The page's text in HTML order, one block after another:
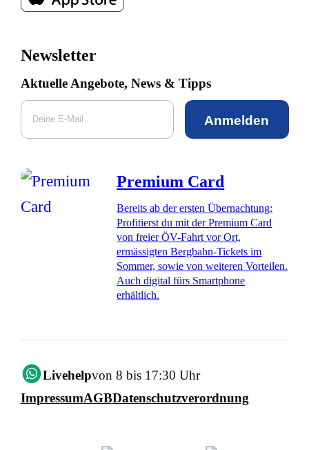
Newsletter
Aktuelle Angebote, News & Tipps
Anmelden
Premium Card
Bereits ab der ersten Übernachtung:
Profitierst du mit der Premium Card
von freier ÖV-Fahrt vor Ort,
ermässigten Bergbahn-Tickets im
Sommer, sowie von weiteren Vorteilen.
Auch digital fürs Smartphone
erhältlich.
Livehelpvon 8 bis 17:30 Uhr
ImpressumAGBDatenschutzverordnung